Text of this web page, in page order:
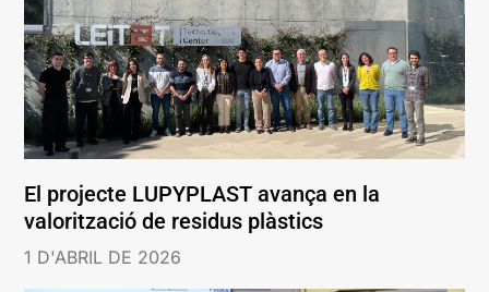
El projecte LUPYPLAST avança en la
valorització de residus plàstics
1 D'ABRIL DE 2026